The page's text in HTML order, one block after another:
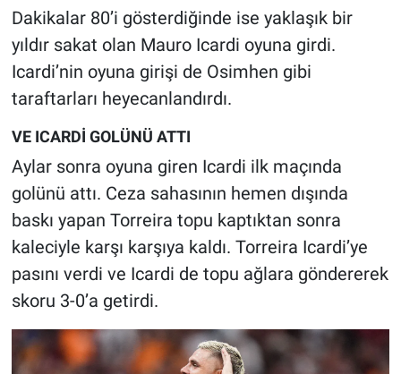
Dakikalar 80’i gösterdiğinde ise yaklaşık bir
yıldır sakat olan Mauro Icardi oyuna girdi.
Icardi’nin oyuna girişi de Osimhen gibi
taraftarları heyecanlandırdı.
VE ICARDİ GOLÜNÜ ATTI
Aylar sonra oyuna giren Icardi ilk maçında
golünü attı. Ceza sahasının hemen dışında
baskı yapan Torreira topu kaptıktan sonra
kaleciyle karşı karşıya kaldı. Torreira Icardi’ye
pasını verdi ve Icardi de topu ağlara göndererek
skoru 3-0’a getirdi.